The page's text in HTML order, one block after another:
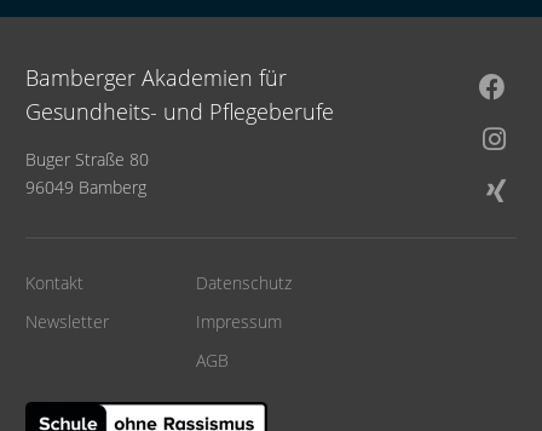
Bamberger Akademien für
Gesundheits- und Pflegeberufe
Buger Straße 80
96049 Bamberg
Kontakt
Newsletter
Datenschutz
Impressum
AGB